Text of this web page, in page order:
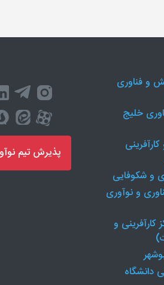
و فناوری
خلیج
و شکوفایی
و نوآوری
کارآفرینی و
دانشگاه
پذیرش تیم